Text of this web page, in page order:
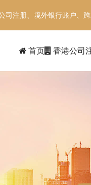
司注册、境外银行账户、
首页 香港公司